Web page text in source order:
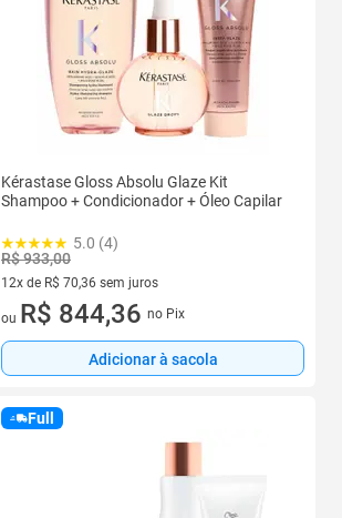
Kérastase Gloss Absolu Glaze Kit
Shampoo + Condicionador + Óleo Capilar
5.0 (4)
R$ 933,00
12x de R$ 70,36 sem juros
12 vez de R$ 70,36 sem juros
ou R$ 844,36 no Pix
Adicionar à sacola
Full